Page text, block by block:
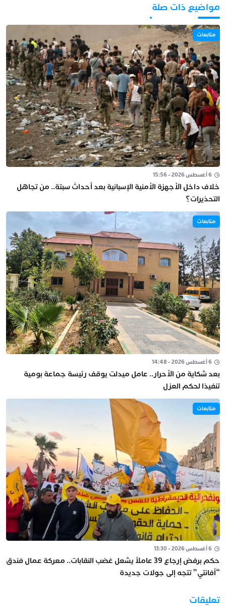
مواضيع ذات صلة
متابعات
6 أغسطس 2026 - 15:56
خلاف داخل الأجهزة الأمنية الإسبانية بعد أحداث سبتة.. من تجاهل
التحذيرات؟
متابعات
6 أغسطس 2026 - 14:48
بعد شكاية من الأحرار.. عامل ميدلت يوقف رئيسة جماعة بومية
تنفيذا لحكم العزل
متابعات
6 أغسطس 2026 - 13:30
حكم برفض إرجاع 39 عاملاً يشعل غضب النقابات.. معركة عمال فندق
“أفانتي” تتجه إلى جولات جديدة
تعليقات